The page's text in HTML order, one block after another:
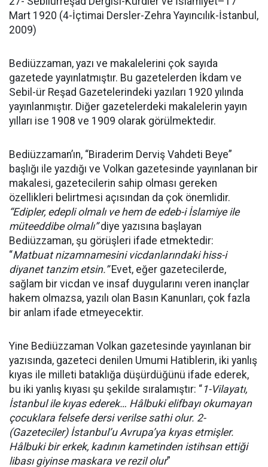
Mart 1920 (4-İçtimai Dersler-Zehra Yayıncılık-İstanbul,
2009)
Bediüzzaman, yazı ve makalelerini çok sayıda
gazetede yayınlatmıştır. Bu gazetelerden İkdam ve
Sebil-ür Reşad Gazetelerindeki yazıları 1920 yılında
yayınlanmıştır. Diğer gazetelerdeki makalelerin yayın
yılları ise 1908 ve 1909 olarak görülmektedir.
Bediüzzaman’ın, “Biraderim Derviş Vahdeti Beye”
başlığı ile yazdığı ve Volkan gazetesinde yayınlanan bir
makalesi, gazetecilerin sahip olması gereken
özellikleri belirtmesi açısından da çok önemlidir.
“Edipler, edepli olmalı ve hem de edeb-i İslamiye ile
müteeddibe olmalı”diye yazısına başlayan
Bediüzzaman, şu görüşleri ifade etmektedir:
“Matbuat nizamnamesini vicdanlarındaki hiss-i
diyanet tanzim etsin.”Evet, eğer gazetecilerde,
sağlam bir vicdan ve insaf duygularını veren inançlar
hakem olmazsa, yazılı olan Basın Kanunları, çok fazla
bir anlam ifade etmeyecektir.
Yine Bediüzzaman Volkan gazetesinde yayınlanan bir
yazısında, gazeteci denilen Umumi Hatiblerin, iki yanlış
kıyas ile milleti bataklığa düşürdüğünü ifade ederek,
bu iki yanlış kıyası şu şekilde sıralamıştır: “ 1-Vilayatı,
İstanbul ile kıyas ederek… Hâlbuki elifbayı okumayan
çocuklara felsefe dersi verilse sathi olur. 2-
(Gazeteciler) İstanbul’u Avrupa’ya kıyas etmişler.
Hâlbuki bir erkek, kadının kametinden istihsan ettiği
libası giyinse maskara ve rezil olur”